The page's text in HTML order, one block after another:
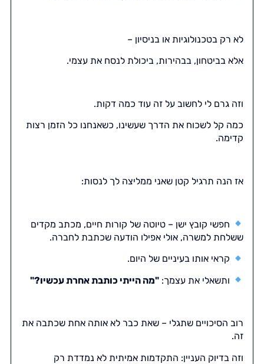
לא רק בטכנולוגיות או בניסיון –
אלא בביטחון, בבהירות, ביכולת לנסח את עצמי.
וזה גרם לי לחשוב על זה עוד כמה דקות.
כמה קל לשכוח את הדרך שעשינו, כשאנחנו כל הזמן רצות
קדימה.
אז הנה תרגיל קטן שאני ממליצה לך לנסות:
חפשי קובץ ישן – טיוטה של קורות חיים, מכתב מקדים
ששלחת למשרה, אולי אפילו הודעה שכתבת לחברה.
קראי אותו בעיניים של היום.
ותשאלי את עצמך: "מה הייתי כותבת אחרת עכשיו?"
רוב הסיכויים שתגלי – שאת כבר לא אותה אחת שכתבה את
זה.
וזה בדיוק העניין: התקדמות אמיתית לא נמדדת רק